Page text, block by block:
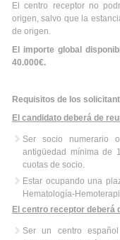
El centro receptor no
origen, salvo que la
de origen.
El importe global
40.000€.
Requisitos de los
El candidato deberá de
Ser socio numerario
antigüedad mínima de
cuotas de socio.
Estar ocupando una
Hematología-
El centro receptor deberá
Ser un centro